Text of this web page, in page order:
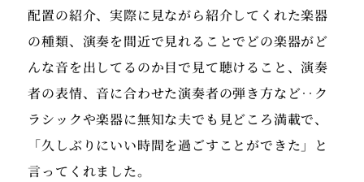
配置の紹介、実際に見ながら紹介してくれた楽器
の種類、演奏を間近で見れることでどの楽器がど
んな音を出してるのか目で見て聴けること、演奏
者の表情、音に合わせた演奏者の弾き方など‥ク
ラシックや楽器に無知な夫でも見どころ満載で、
「久しぶりにいい時間を過ごすことができた」と
言ってくれました。